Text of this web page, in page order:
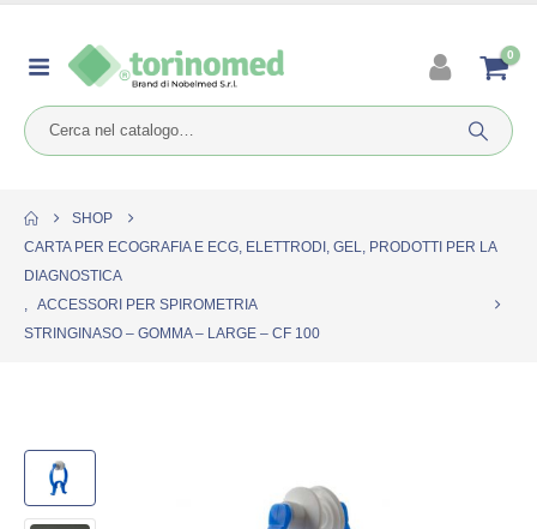
0
SHOP
CARTA PER ECOGRAFIA E ECG, ELETTRODI, GEL, PRODOTTI PER LA
DIAGNOSTICA
, ACCESSORI PER SPIROMETRIA
STRINGINASO – GOMMA – LARGE – CF 100